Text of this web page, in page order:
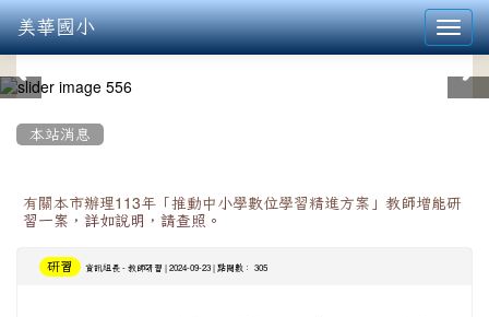
美華國小
本站消息
有關本市辦理113年「推動中小學數位學習精進方案」教師增能研
習一案，詳如說明，請查照。
研習 資訊組長 - 教師研習 | 2024-09-23 | 點閱數： 305